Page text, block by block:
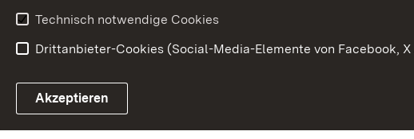
Link zum Landesportal
Technisch notwendige Cookies
Drittanbieter-Cookies (Social-Media-Elemente von Facebook,
Akzeptieren